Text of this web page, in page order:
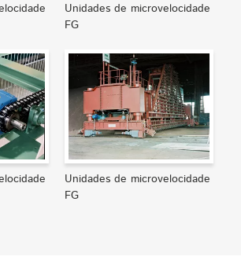
Unidades de microvelocidade
FG
Unidades de microvelocidade
FG